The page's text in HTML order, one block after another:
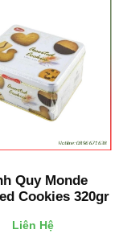
Quy Monde
Cookies 320gr
Liên Hệ